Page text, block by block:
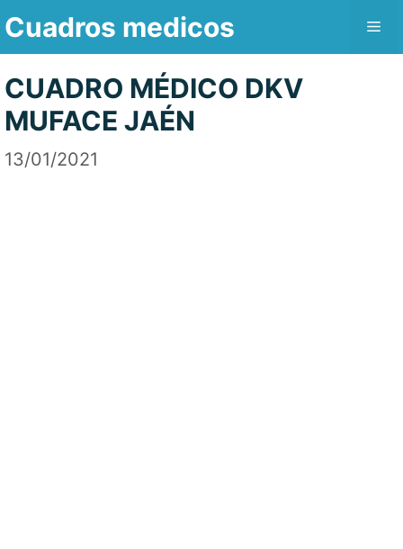
Saltar
contenido
Cuadros medicos
CUADRO MÉDICO DKV
MUFACE JAÉN
13/01/2021